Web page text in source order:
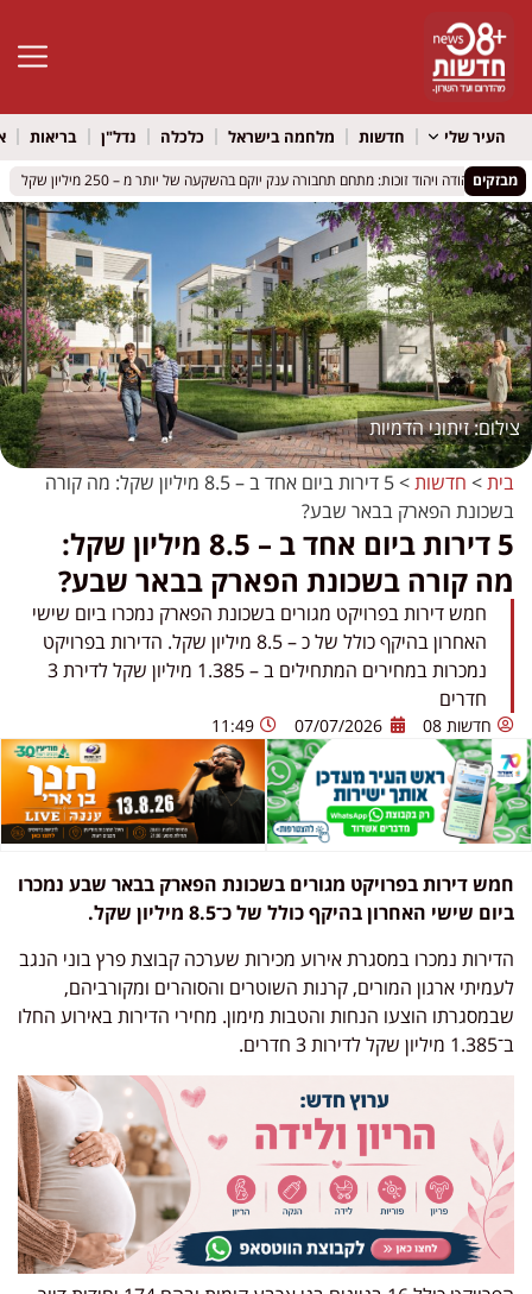
פתח
העיר שלי חדשות מלחמה בישראל כלכלה נדל"ן בריאות
מבזקים
אור יהודה ויהוד זוכות: מתחם תחבורה ענק יוקם בהשקעה של יותר מ – 250 מיליון שקל
אור יהודה ויהוד זוכות: מתחם תחבורה ענק יוקם בהשקעה של יותר מ – 250 מיליון שקל
זיתוני הדמיות
בית> חדשות>
5 דירות ביום אחד ב – 8.5 מיליון שקל: מה קורה
בשכונת הפארק בבאר שבע?
5 דירות ביום אחד ב – 8.5 מיליון שקל:
מה קורה בשכונת הפארק בבאר שבע?
חמש דירות בפרויקט מגורים בשכונת הפארק נמכרו ביום שישי
האחרון בהיקף כולל של כ – 8.5 מיליון שקל. הדירות בפרויקט
נמכרות במחירים המתחילים ב – 1.385 מיליון שקל לדירת 3
חדרים
חדשות 08 07/07/2026
11:49
חמש דירות בפרויקט מגורים בשכונת הפארק בבאר שבע נמכרו
ביום שישי האחרון בהיקף כולל של כ־8.5 מיליון שקל.
הדירות נמכרו במסגרת אירוע מכירות שערכה קבוצת פרץ בוני הנגב
לעמיתי ארגון המורים, קרנות השוטרים והסוהרים ומקורביהם,
שבמסגרתו הוצעו הנחות והטבות מימון. מחירי הדירות באירוע החלו
ב־1.385 מיליון שקל לדירות 3 חדרים.